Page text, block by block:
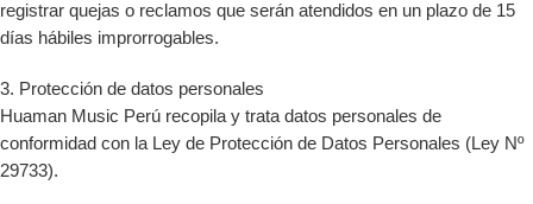
registrar quejas o reclamos que serán atendidos en un plazo de 15
días hábiles improrrogables.
3. Protección de datos personales
Huaman Music Perú recopila y trata datos personales de
conformidad con la Ley de Protección de Datos Personales (Ley Nº
29733).